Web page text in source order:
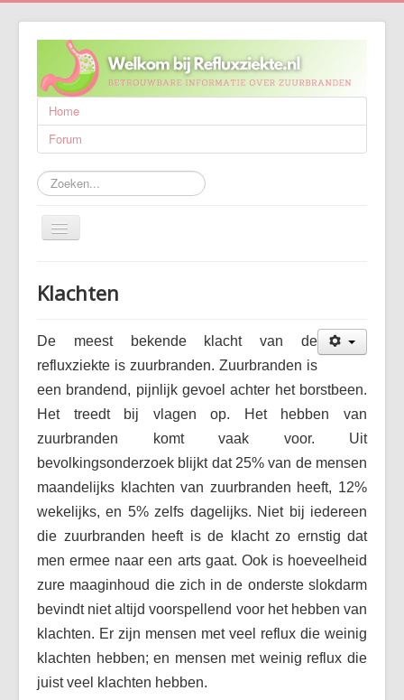
Home
Forum
Zoeken...
Schakelen
navigatie
Behandeling
Wetenschappelijk onderzoek
Wie zijn wij?
Publicaties
Vaak gestelde vragen (FAQ)
Forum
Maak een afspraak
Klachten
De meest bekende klacht van de
refluxziekte is zuurbranden. Zuurbranden is
een brandend, pijnlijk gevoel achter het borstbeen.
Het treedt bij vlagen op. Het hebben van
zuurbranden komt vaak voor. Uit
bevolkingsonderzoek blijkt dat 25% van de mensen
maandelijks klachten van zuurbranden heeft, 12%
wekelijks, en 5% zelfs dagelijks. Niet bij iedereen
die zuurbranden heeft is de klacht zo ernstig dat
men ermee naar een arts gaat. Ook is hoeveelheid
zure maaginhoud die zich in de onderste slokdarm
bevindt niet altijd voorspellend voor het hebben van
klachten. Er zijn mensen met veel reflux die weinig
klachten hebben; en mensen met weinig reflux die
juist veel klachten hebben.